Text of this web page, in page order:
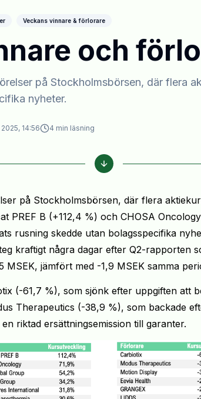
Veckans vinnare & förlorare
och
på Stockholmsbörsen, där flera
nyheter.
14:56 4 min läsning
på Stockholmsbörsen, där flera
PREF B (+112,4 %) och CHOSA
rusning skedde utan bolagsspecifika
kraftigt några dagar efter Q2-rapporten
jämfört med -1,9 MSEK samma
(-61,7 %), som sjönk efter uppgiften att
Therapeutics (-38,9 %), som backade
riktad ersättningsemission till garanter.